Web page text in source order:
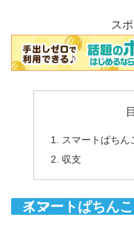
ス
スマートぱちん
収支
スマートぱちんこ ソードアート・オンライン